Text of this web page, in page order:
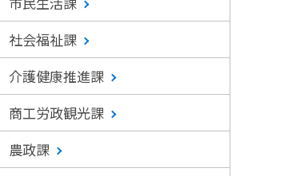
社会福祉課
介護健康推進課
商工労政観光課
農政課